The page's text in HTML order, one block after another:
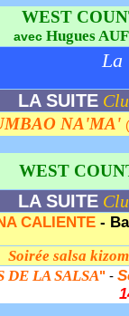
WEST
avec Hugues
La
LA SUITE
NA'MA'
WEST
LA SUITE
CALIENTE -
Soirée salsa
DE LA SALSA"-